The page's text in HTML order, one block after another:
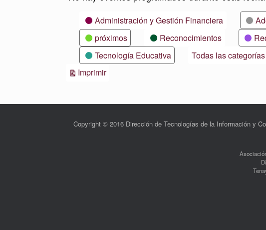
CategoríasAdministración y Gestión Financiera
próximos
Reconocimientos
Tecnología Educativa
Todas las categorías
ImprimirVistas
Copyright © 2016 Dirección de Tecnologías de la Información y